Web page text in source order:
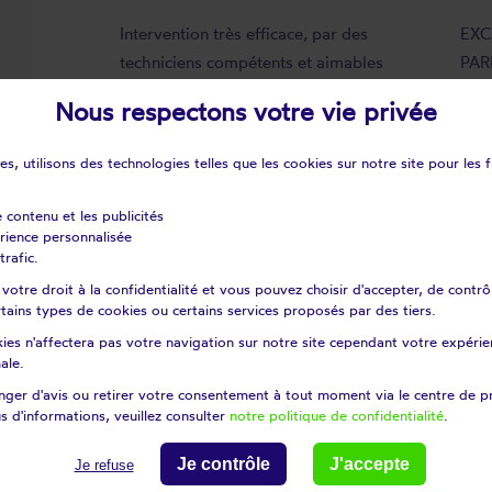
Intervention très efficace, par des
techniciens compétents et aimables
Avis déposé le 29/07/2026
Répar'stores - Tarn
Almayrac
Ambres
Appelle
Nous respectons votre vie privée
utilisons des technologies telles que les cookies sur notre site pour les
contenu et les publicités
personnalisée
votre droit à la confidentialité et vous pouvez choisir d'accepter, de
types de cookies ou certains services proposés par des tiers.
n'affectera pas votre navigation sur notre site cependant votre
d'avis ou retirer votre consentement à tout moment via le centre de
d'informations, veuillez consulter notre politique de confidentialité
Je refuse Je contrôle J'accepte